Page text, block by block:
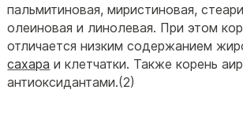
пальмитиновая, миристиновая,
олеиновая и линолевая. При этом
отличается низким содержанием
сахара и клетчатки. Также корень
антиоксидантами.(2)